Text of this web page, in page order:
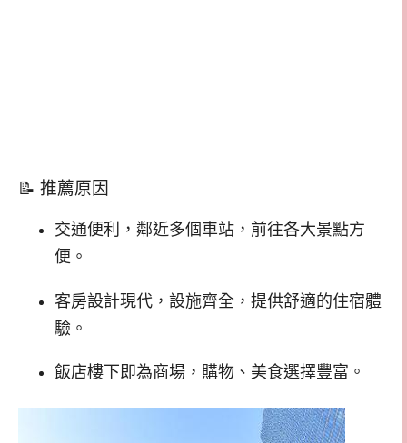
📝 推薦原因
交通便利，鄰近多個車站，前往各大景點方
便。
客房設計現代，設施齊全，提供舒適的住宿體
驗。
飯店樓下即為商場，購物、美食選擇豐富。​